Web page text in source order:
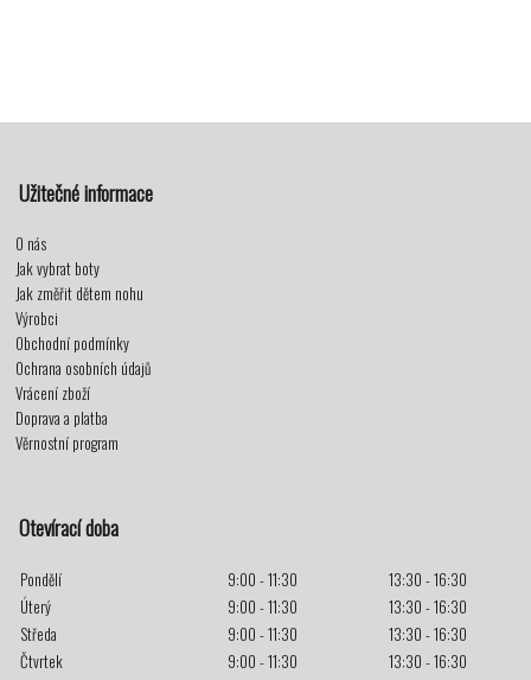
Užitečné informace
O nás
Jak vybrat boty
Jak změřit dětem nohu
Výrobci
Obchodní podmínky
Ochrana osobních údajů
Vrácení zboží
Doprava a platba
Věrnostní program
Otevírací doba
Pondělí 9:00 - 11:30
13:30 - 16:30
Úterý
9:00 - 11:30
13:30 - 16:30
Středa
9:00 - 11:30
13:30 - 16:30
Čtvrtek
9:00 - 11:30
13:30 - 16:30